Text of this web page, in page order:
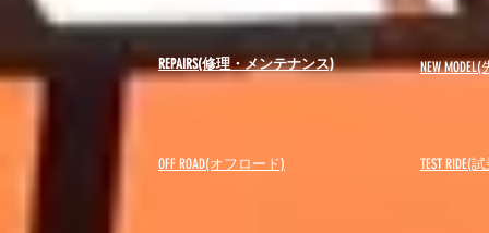
REPAIRS(修理・メンテナンス) NEW MODEL(
OFF ROAD(オフロード) ​TEST RIDE(